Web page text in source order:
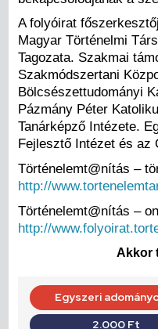
A folyóirat
Magyar Történelmi
Tagozata. Szakmai
Szakmódszertani
Bölcsészettudományi
Pázmány Péter
Tanárképző Intézete.
Fejlesztő Intézet és az
Történelemt@nítás –
http://
Történelemt@nítás –
http://
Akkor